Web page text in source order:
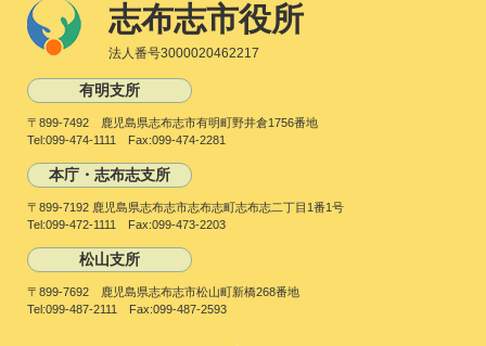
志布志市役所
法人番号3000020462217
有明支所
〒899-7492 鹿児島県志布志市有明町野井倉1756番地
Tel:099-474-1111 Fax:099-474-2281
本庁・志布志支所
〒899-7192 鹿児島県志布志市志布志町志布志二丁目1番1号
Tel:099-472-1111 Fax:099-473-2203
松山支所
〒899-7692 鹿児島県志布志市松山町新橋268番地
Tel:099-487-2111 Fax:099-487-2593